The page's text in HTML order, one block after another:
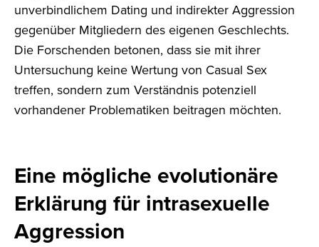
unverbindlichem Dating und indirekter Aggression
gegenüber Mitgliedern des eigenen Geschlechts.
Die Forschenden betonen, dass sie mit ihrer
Untersuchung keine Wertung von Casual Sex
treffen, sondern zum Verständnis potenziell
vorhandener Problematiken beitragen möchten.
Eine mögliche evolutionäre
Erklärung für intrasexuelle
Aggression